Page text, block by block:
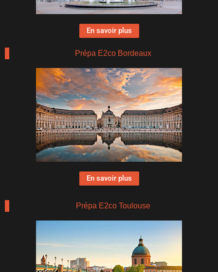
En savoir plus
Prépa E2co Bordeaux
En savoir plus
Prépa E2co Toulouse